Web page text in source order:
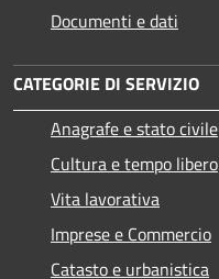
Documenti e dati
CATEGORIE DI SERVIZIO
Anagrafe e stato civile
Cultura e tempo libero
Vita lavorativa
Imprese e Commercio
Catasto e urbanistica